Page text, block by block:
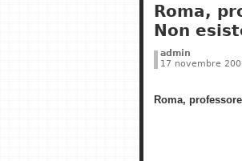
Non
Roma,
Non
admin
17 novembre
Roma,